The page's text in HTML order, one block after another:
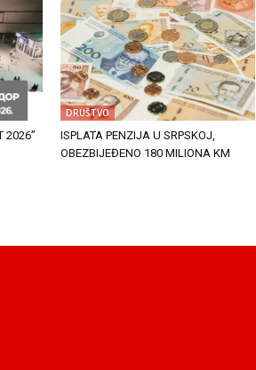
2026”
DRUŠTVO
ISPLATA PENZIJA U SRPSKOJ,
OBEZBIJEĐENO 180 MILIONA KM